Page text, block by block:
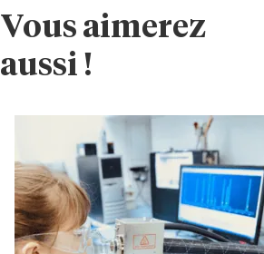
Vous aimerez
aussi !